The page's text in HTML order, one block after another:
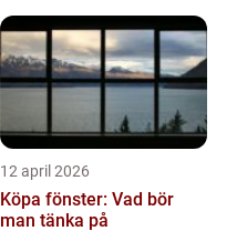
12 april 2026
Köpa fönster: Vad bör
man tänka på